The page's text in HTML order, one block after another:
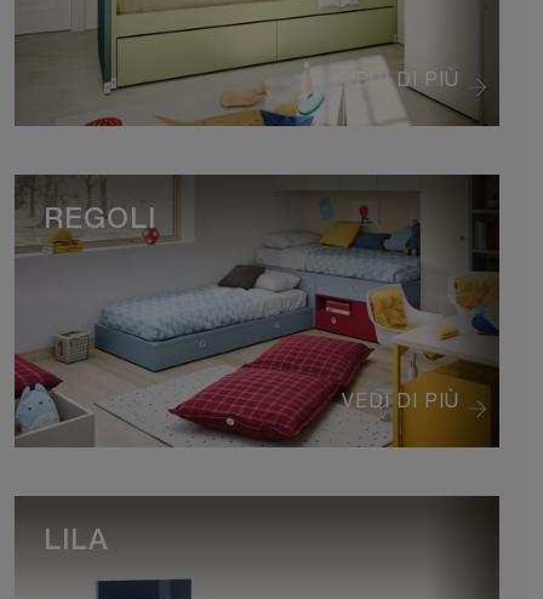
VEDI DI PIÙ
VEDI DI PIÙ
REGOLI
LILA